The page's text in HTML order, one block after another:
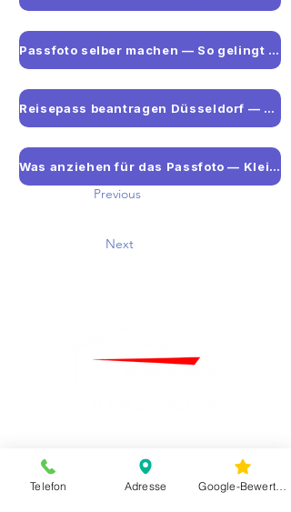
Passfoto selber machen — So gelingt das biometrische Foto zu Hause
Reisepass beantragen Düsseldorf — Ablauf, Termine und Passfotos
Was anziehen für das Passfoto — Kleidung und häufige Fehler
Previous
Next
Telefon Adresse Google-Bewertungen